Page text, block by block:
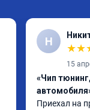
Н
★★
15
«Чип
Приехал на